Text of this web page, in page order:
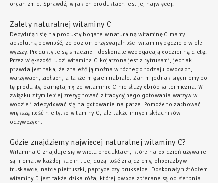
organizmie. Sprawdź, w jakich produktach jest jej najwięcej.
Zalety naturalnej witaminy C
Decydując się na produkty bogate w naturalną witaminę C mamy
absolutną pewność, że poziom przyswajalności witaminy będzie o wiele
wyższy. Produkty te są smaczne i doskonale wzbogacają codzienną dietę.
Przez większość ludzi witamina C kojarzona jest z cytrusami, jednak
prawda jest taka, że znaleźć ją można w różnego rodzaju owocach,
warzywach, ziołach, a także mięsie i nabiale. Zanim jednak sięgniemy po
tę produkty, pamiętajmy, że witaminie C nie służy obróbka termiczna. W
związku z tym lepiej zrezygnować z tradycyjnego gotowania warzyw w
wodzie i zdecydować się na gotowanie na parze. Pomoże to zachować
większą ilość nie tylko witaminy C, ale także innych składników
odżywczych.
Gdzie znajdziemy najwięcej naturalnej witaminy C?
Witamina C znajduje się w wielu produktach, które na co dzień używane
są niemal w każdej kuchni. Jej dużą ilość znajdziemy, chociażby w
truskawce, natce pietruszki, papryce czy brukselce. Doskonałym źródłem
witaminy C jest także dzika róża, której owoce zbierane są od sierpnia